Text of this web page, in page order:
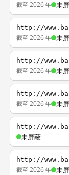
截至 2026 年 未
http://
截至 2026 年 未
http://
截至 2026 年 未
http://
截至 2026 年 未
http://
未屏蔽
http://
截至 2026 年 未